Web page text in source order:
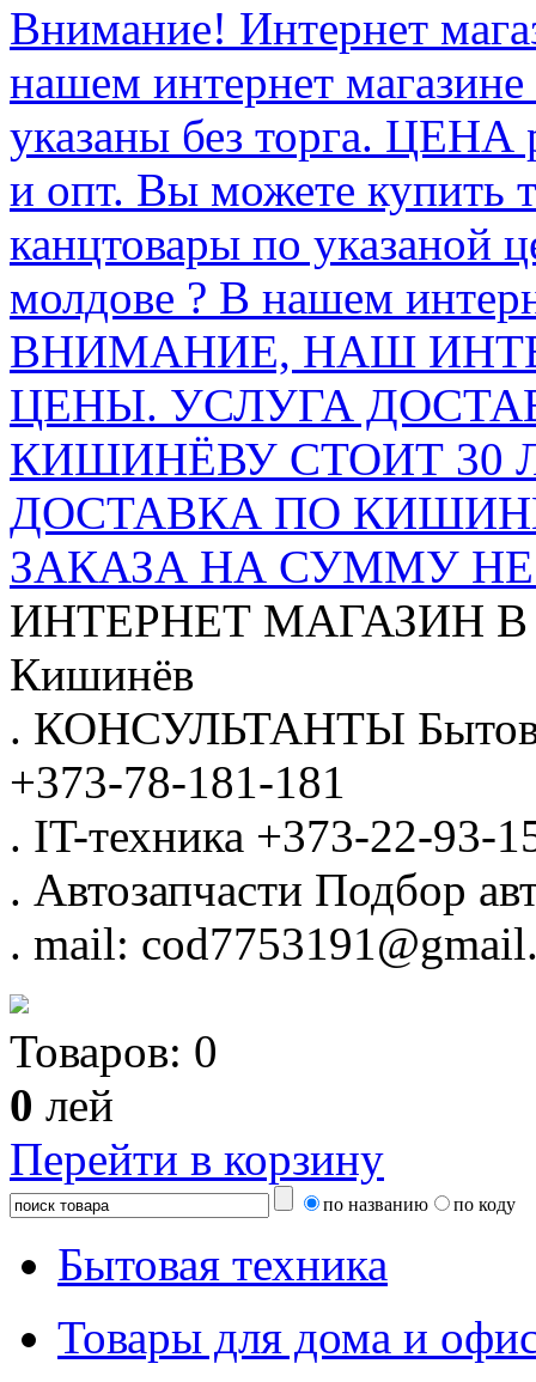
Внимание! Интернет
нашем интернет
указаны без торга.
и опт. Вы можете купить
канцтовары по указаной
молдове ? В нашем
ВНИМАНИЕ, НАШ
ЦЕНЫ. УСЛУГА
КИШИНЁВУ СТОИТ 30
ДОСТАВКА ПО
ЗАКАЗА НА СУММУ НЕ
ИНТЕРНЕТ МАГАЗИН
Кишинёв
. КОНСУЛЬТАНТЫ
+373-78-181-181
. IT-техника +373-22-93-
. Автозапчасти Подбор
. mail:
Товаров: 0
0 лей
Перейти в корзину
по названию по коду
Бытовая техника
Товары для дома и